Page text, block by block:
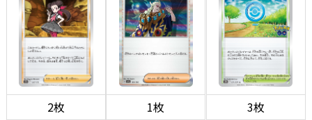
2枚 1枚 3枚